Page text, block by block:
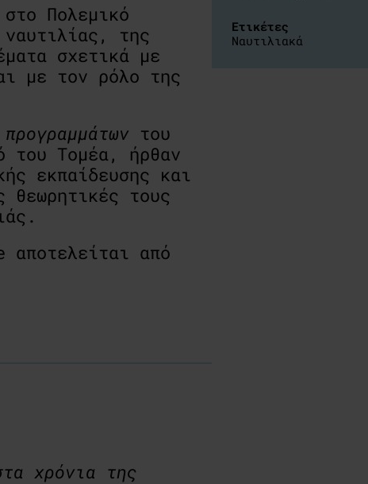
Πολεμικό
της
σχετικά με
με τον ρόλο της
προγραμμάτων του
του Τομέα, ήρθαν
εκπαίδευσης και
θεωρητικές τους
αποτελείται από
χρόνια της
Ετικέτες
Ναυτιλιακά